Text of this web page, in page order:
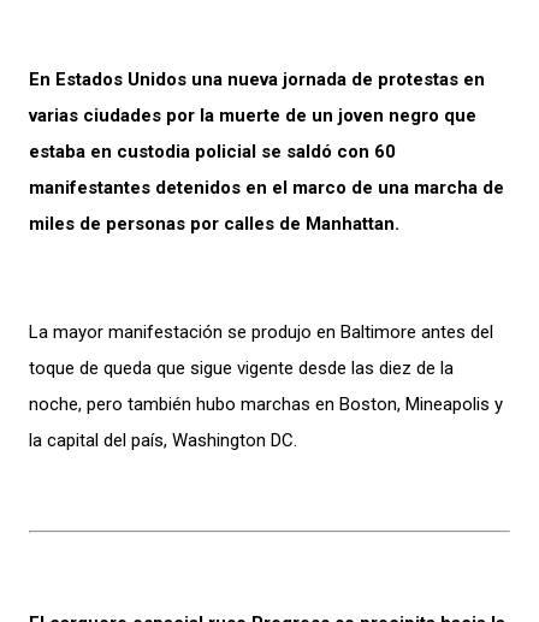
En Estados Unidos una nueva jornada de protestas en
varias ciudades por la muerte de un joven negro que
estaba en custodia policial se saldó con 60
manifestantes detenidos en el marco de una marcha de
miles de personas por calles de Manhattan.
La mayor manifestación se produjo en Baltimore antes del
toque de queda que sigue vigente desde las diez de la
noche, pero también hubo marchas en Boston, Mineapolis y
la capital del país, Washington DC.